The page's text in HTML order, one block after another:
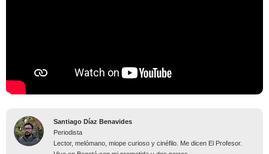
Santiago Díaz Benavides
Periodista
Lector, melómano, miope curioso y cinéfilo. Me dicen El Profesor.